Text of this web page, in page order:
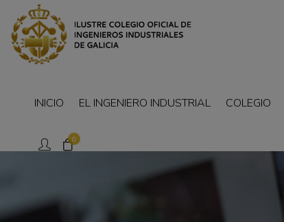
0
INICIO EL INGENIERO INDUSTRIAL COLEGIO